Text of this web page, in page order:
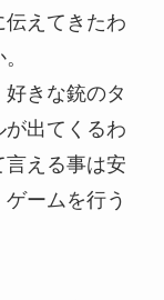
えてきたわ
きな銃のタ
が出てくるわ
える事は安
ームを行う